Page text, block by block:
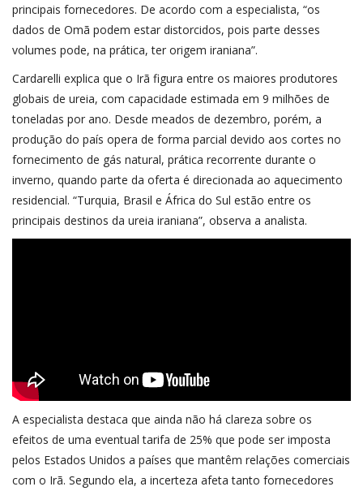
principais fornecedores. De acordo com a especialista, “os
dados de Omã podem estar distorcidos, pois parte desses
volumes pode, na prática, ter origem iraniana”.
Cardarelli explica que o Irã figura entre os maiores produtores
globais de ureia, com capacidade estimada em 9 milhões de
toneladas por ano. Desde meados de dezembro, porém, a
produção do país opera de forma parcial devido aos cortes no
fornecimento de gás natural, prática recorrente durante o
inverno, quando parte da oferta é direcionada ao aquecimento
residencial. “Turquia, Brasil e África do Sul estão entre os
principais destinos da ureia iraniana”, observa a analista.
A especialista destaca que ainda não há clareza sobre os
efeitos de uma eventual tarifa de 25% que pode ser imposta
pelos Estados Unidos a países que mantêm relações comerciais
com o Irã. Segundo ela, a incerteza afeta tanto fornecedores